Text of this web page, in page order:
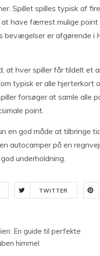
Spillet spilles typisk af
have færrest mulige
bevægelser er afgørende i
at hver spiller får tildelt et
typisk er alle hjerterkort
forsøger at samle
point.
en god måde at tilbringe
autocamper på en
underholdning.
TWITTER
En guide til perfekte
himmel